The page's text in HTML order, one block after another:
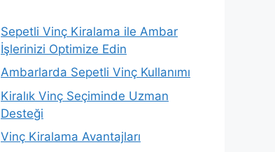
Sepetli Vinç Kiralama ile Ambar
İşlerinizi Optimize Edin
Ambarlarda Sepetli Vinç Kullanımı
Kiralık Vinç Seçiminde Uzman
Desteği
Vinç Kiralama Avantajları